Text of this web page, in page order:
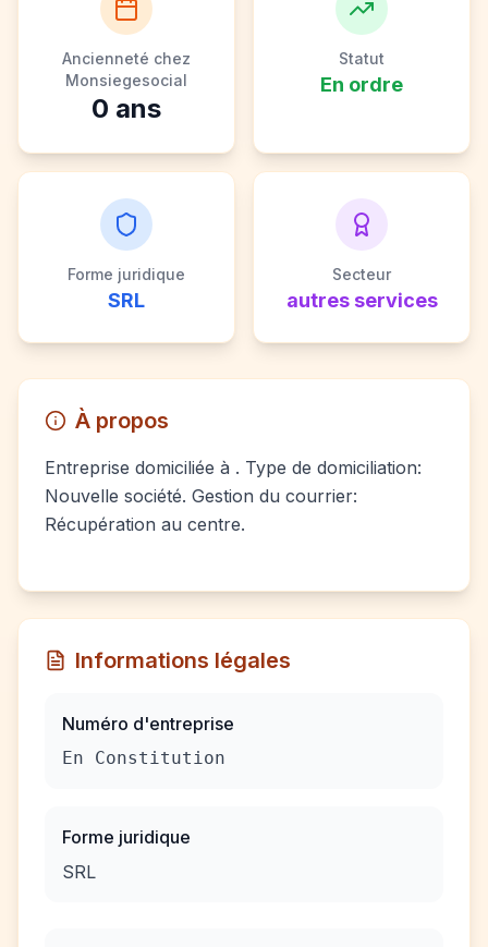
Ancienneté chez
Monsiegesocial
0 ans
Statut
En ordre
Forme juridique
SRL
Secteur
autres services
À propos
Entreprise domiciliée à . Type de domiciliation:
Nouvelle société. Gestion du courrier:
Récupération au centre.
Informations légales
Numéro d'entreprise
En Constitution
Forme juridique
SRL